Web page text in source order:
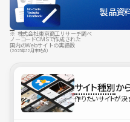
製品資
※ 株式会社東京商工リサーチ調べ
ノーコードCMSで作成された
国内のWebサイトの実績数
（2025年12月末時点）
サイト種別か
作りたいサイトが決